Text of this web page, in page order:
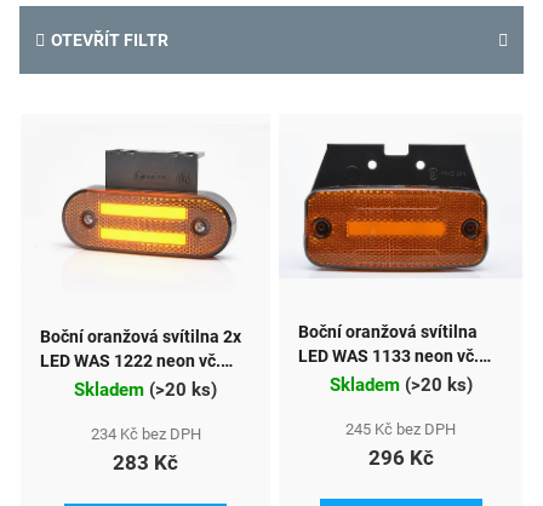
OTEVŘÍT FILTR
Boční oranžová svítilna 2x
LED WAS 1222 neon vč.
blinkruSkladem (>20 ks)
234 Kč bez DPH
283 Kč
Boční oranžová svítilna
LED WAS 1133 neon vč.
blinkruSkladem (>20 ks)
245 Kč bez DPH
296 Kč